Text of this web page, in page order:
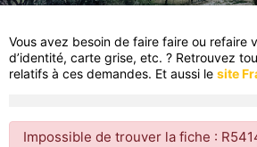
Vous avez besoin de faire faire ou refaire
d’identité, carte grise, etc. ? Retrouvez
relatifs à ces demandes. Et aussi le site
Impossible de trouver la fiche :